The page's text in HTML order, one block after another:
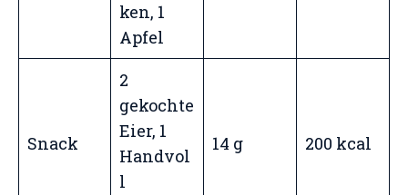
ken, 1
Apfel
Snack
2
gekochte
Eier, 1
Handvol
l
14 g 200 kcal